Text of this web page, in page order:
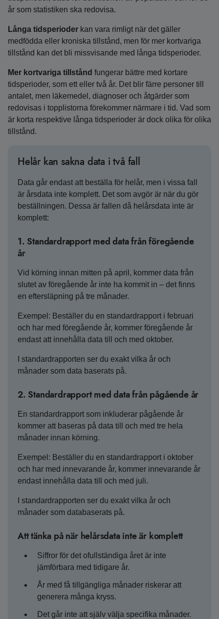
år som statistiken ska redovisa.
Långa tidsperioder kan vara rimligt när det gäller
medfödda eller kroniska tillstånd, men för mer kortvariga
tillstånd kan det bli missvisande med långa tidsperioder.
Mer kortvariga tillstånd fungerar bättre med kortare
tidsperioder, som ett eller två år. Det blir färre personer till
antalet, men läkemedel, diagnoser och åtgärder som
redovisas i topplistorna förekommer närmare i tid. Vad som
är korta respektive långa tidsperioder är dock olika för olika
tillstånd.
Helår kan sakna data i två fall
Data går endast att beställa för helår, men i vissa fall
är årsdata inte komplett. Det som avgör är när du gör
beställningen. Dessa är fallen då helårsdata inte är
komplett:
1. Standardrapport med data från föregående
år
Vid körning innan mitten på april, kommer data från
slutet av föregående år inte ha kommit in – det finns
en eftersläpning på tre månader.
Exempel: Beställer du en standardrapport i februari
och har med föregående år, kommer föregående år
endast att innehålla data till och med oktober.
I standardrapporten ser du exakt vilka år och
månader som data baserats på.
2. Standardrapport med data från pågående år
En standardrapport som inkluderar pågående år
kommer att baseras på data till och med tre hela
månader innan körning.
Exempel: Beställer du en standardrapport i oktober
och har med innevarande år, kommer innevarande år
endast innehålla data till och med juli.
I standardrapporten ser du exakt vilka år och
månader som databaserats på.
Att tänka på när helårsdata inte är komplett
Siffror för det ofullständiga året är inte
jämförbara med tidigare år.
År med få tillgängliga månader riskerar att
generera många kryss.
Det går inte att själv välja specifika månader.